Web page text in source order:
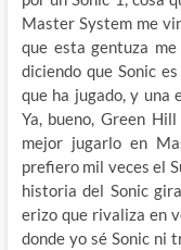
Master System me
que esta gentuza
diciendo que Sonic
que ha jugado, y una
Ya, bueno, Green
mejor jugarlo en
prefiero mil veces el
historia del Sonic
erizo que rivaliza en
donde yo sé Sonic ni